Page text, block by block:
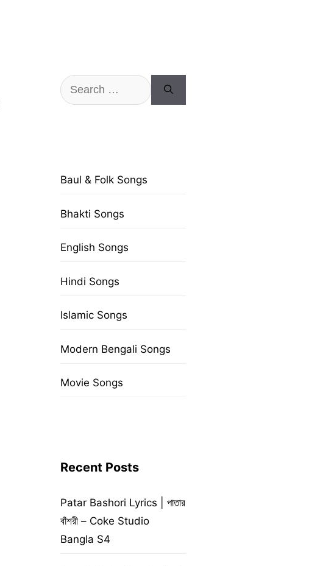
Search
for:
Baul & Folk Songs
Bhakti Songs
English Songs
Hindi Songs
Islamic Songs
Modern Bengali Songs
Movie Songs
Recent Posts
Patar Bashori Lyrics | পাতার
বাঁশরী – Coke Studio
Bangla S4